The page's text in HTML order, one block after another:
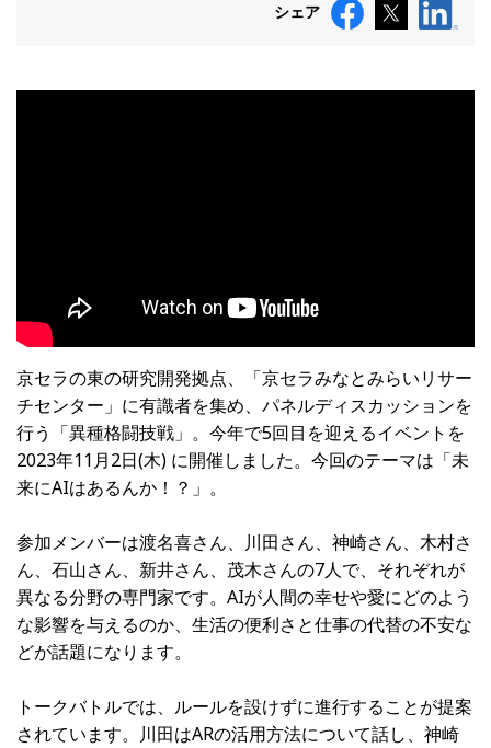
シェア
京セラの東の研究開発拠点、「京セラみなとみらいリサー
チセンター」に有識者を集め、パネルディスカッションを
行う「異種格闘技戦」。今年で5回目を迎えるイベントを
2023年11月2日(木) に開催しました。今回のテーマは「未
来にAIはあるんか！？」。
参加メンバーは渡名喜さん、川田さん、神崎さん、木村さ
ん、石山さん、新井さん、茂木さんの7人で、それぞれが
異なる分野の専門家です。AIが人間の幸せや愛にどのよう
な影響を与えるのか、生活の便利さと仕事の代替の不安な
どが話題になります。
トークバトルでは、ルールを設けずに進行することが提案
されています。川田はARの活用方法について話し、神崎